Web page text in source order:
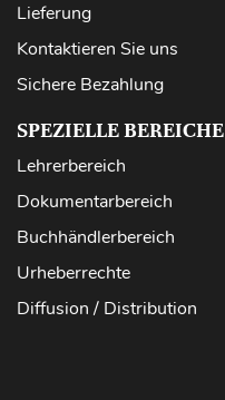
Lieferung
Kontaktieren Sie uns
Sichere Bezahlung
SPEZIELLE BEREICHE
Lehrerbereich
Dokumentarbereich
Buchhändlerbereich
Urheberrechte
Diffusion / Distribution